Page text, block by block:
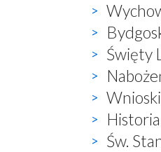
Święty
Św.